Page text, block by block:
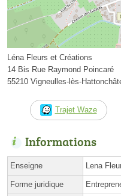
Léna Fleurs et Créations
14 Bis Rue Raymond Poincaré
55210 Vigneulles-lès-
Trajet Waze
Informations
Enseigne Lena
Forme juridique